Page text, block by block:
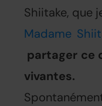
Shiitake, que
Madame
partager ce
vivantes.